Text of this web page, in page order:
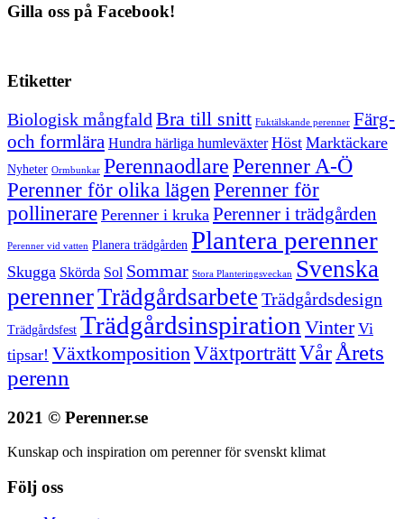
Gilla oss på Facebook!
Etiketter
Biologisk mångfald Bra till snitt Fuktälskande perenner Färg-
och formlära Hundra härliga humleväxter Höst Marktäckare
Nyheter Ormbunkar PerennaodlarePerenner A-Ö
Perenner för olika lägen Perenner för
pollinerare Perenner i kruka Perenner i trädgården
Perenner vid vatten Planera trädgården Plantera perenner
Skugga Skörda Sol Sommar Stora Planteringsveckan Svenska
perennerTrädgårdsarbete Trädgårdsdesign
Trädgårdsfest Trädgårdsinspiration Vinter Vi
tipsar! Växtkomposition VäxtporträttVår Årets
perenn
2021 © Perenner.se
Kunskap och inspiration om perenner för svenskt klimat
Följ oss